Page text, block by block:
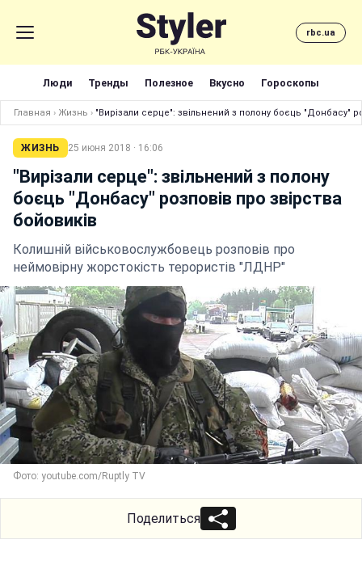
rbc.ua
Люди Тренды Полезное Вкусно Гороскопы
Главная › Жизнь › "Вирізали серце": звільнений з полону боєць "Донбасу"
ЖИЗНЬ 25 июня 2018 · 16:06
"Вирізали серце": звільнений з полону
боєць "Донбасу" розповів про звірства
бойовиків
Колишній військовослужбовець розповів про
неймовірну жорстокість терористів "ЛДНР"
Фото: youtube.com/Ruptly TV
Поделиться